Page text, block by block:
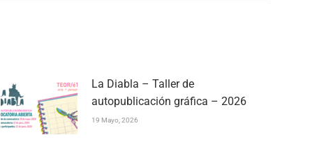
La Diabla – Taller de
autopublicación gráfica – 2026
19 Mayo, 2026